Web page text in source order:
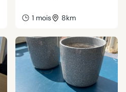
1 mois 8km